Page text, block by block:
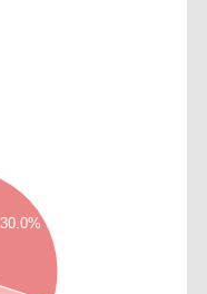
30.0%